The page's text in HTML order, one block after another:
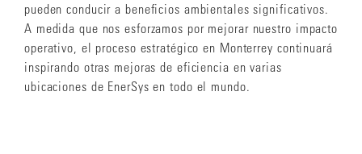
pueden conducir a beneficios ambientales significativos.
A medida que nos esforzamos por mejorar nuestro impacto
operativo, el proceso estratégico en Monterrey continuará
inspirando otras mejoras de eficiencia en varias
ubicaciones de EnerSys en todo el mundo.